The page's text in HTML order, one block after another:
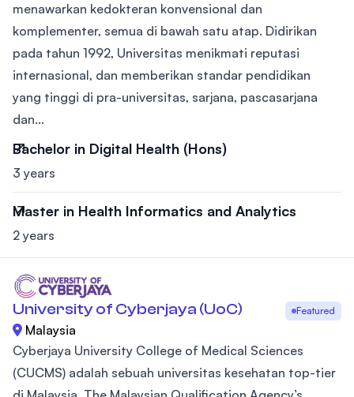
menawarkan kedokteran konvensional dan
komplementer, semua di bawah satu atap. Didirikan
pada tahun 1992, Universitas menikmati reputasi
internasional, dan memberikan standar pendidikan
yang tinggi di pra-universitas, sarjana, pascasarjana
dan...
Bachelor in Digital Health (Hons)
3 years
Master in Health Informatics and Analytics
2 years
University of Cyberjaya (UoC) Featured
Malaysia
Cyberjaya University College of Medical Sciences
(CUCMS) adalah sebuah universitas kesehatan top-tier